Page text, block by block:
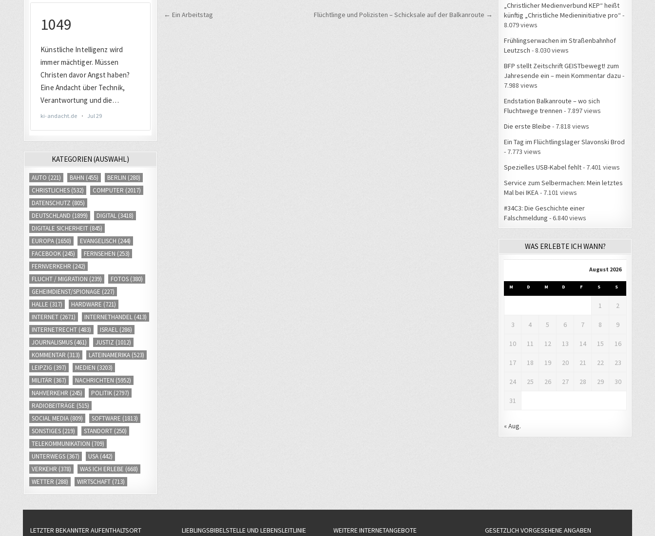
Beitragsnavigation Flüchtlinge und Polizisten – Schicksale auf der Balkanroute →
← Ein Arbeitstag
KATEGORIEN (AUSWAHL)
AUTO (221) BAHN (455) BERLIN (280)
CHRISTLICHES (532) COMPUTER (2017)
DATENSCHUTZ (805)
DEUTSCHLAND (1899) DIGITAL (3418)
DIGITALE SICHERHEIT (845)
EUROPA (1650) EVANGELISCH (244)
FACEBOOK (245) FERNSEHEN (253)
FERNVERKEHR (242)
FLUCHT / MIGRATION (239) FOTOS (380)
GEHEIMDIENST/SPIONAGE (227)
HALLE (317) HARDWARE (721)
INTERNET (2671) INTERNETHANDEL (413)
INTERNETRECHT (483) ISRAEL (286)
JOURNALISMUS (461) JUSTIZ (1012)
KOMMENTAR (313) LATEINAMERIKA (523)
LEIPZIG (397) MEDIEN (3203)
MILITÄR (367) NACHRICHTEN (5952)
NAHVERKEHR (245) POLITIK (2797)
RADIOBEITRÄGE (515)
SOCIAL MEDIA (809) SOFTWARE (1813)
SONSTIGES (219) STANDORT (250)
TELEKOMMUNIKATION (709)
UNTERWEGS (367) USA (442)
VERKEHR (378) WAS ICH ERLEBE (668)
WETTER (288) WIRTSCHAFT (713)
„Christlicher Medienverbund KEP“ heißt
künftig „Christliche Medieninitiative pro“ -
8.079 views
Frühlingserwachen im Straßenbahnhof
Leutzsch - 8.030 views
BFP stellt Zeitschrift GEISTbewegt! zum
Jahresende ein – mein Kommentar dazu -
7.988 views
Endstation Balkanroute – wo sich
Fluchtwege trennen - 7.897 views
Die erste Bleibe - 7.818 views
Ein Tag im Flüchtlingslager Slavonski Brod
- 7.773 views
Spezielles USB-Kabel fehlt- 7.401 views
Service zum Selbermachen: Mein letztes
Mal bei IKEA - 7.101 views
#34C3: Die Geschichte einer
Falschmeldung - 6.840 views
WAS ERLEBTE ICH WANN?
August 2026
M D M D F S S
1 2
3 4 5 6 7 8 9
10 11 12 13 14 15 16
17 18 19 20 21 22 23
24 25 26 27 28 29 30
31
« Aug.
LETZTER BEKANNTER AUFENTHALTSORT LIEBLINGSBIBELSTELLE UND LEBENSLEITLINIE WEITERE INTERNETANGEBOTE GESETZLICH VORGESEHENE ANGABEN